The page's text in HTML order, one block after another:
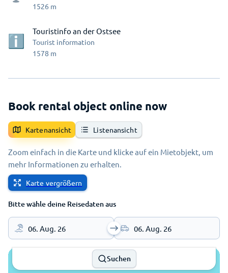
1526 m
Touristinfo an der Ostsee
Tourist information
1578 m
Book rental object online now
Kartenansicht Listenansicht
Zoom einfach in die Karte und klicke auf ein Mietobjekt, um
mehr Informationen zu erhalten.
Karte vergrößern
Bitte wähle deine Reisedaten aus
06. Aug. 26 06. Aug. 26
Suchen